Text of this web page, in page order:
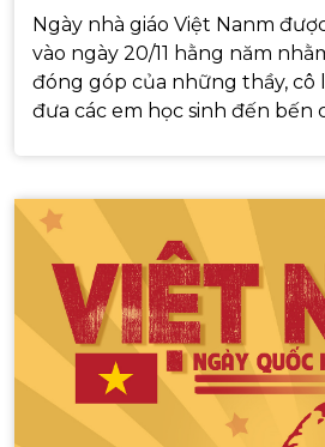
Ngày nhà giáo Việt Nanm
vào ngày 20/11 hằng năm
đóng góp của những thầy, cô
đưa các em học sinh đến bến